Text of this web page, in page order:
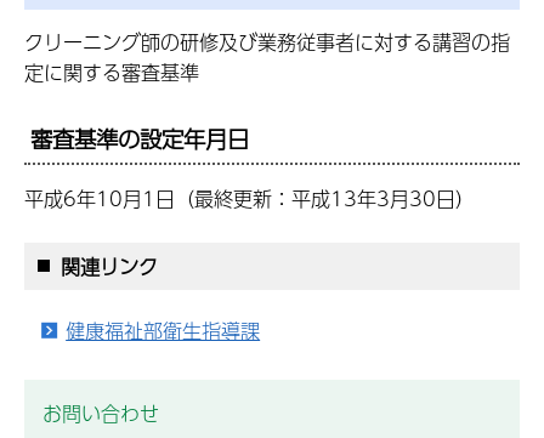
クリーニング師の研修及び業務従事者に対する講習の指
定に関する審査基準
審査基準の設定年月日
平成6年10月1日（最終更新：平成13年3月30日）
関連リンク
健康福祉部衛生指導課
お問い合わせ